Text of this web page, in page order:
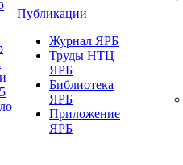
Публикации
Журнал ЯРБ
Труды НТЦ
ЯРБ
Библиотека
ЯРБ
Приложение
ЯРБ